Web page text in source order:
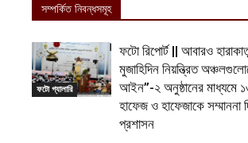
সম্পর্কিত নিবন্ধসমূহ
ফটো গ্যালারি
ফটো রিপোর্ট || আবারও
মুজাহিদিন নিয়ন্ত্রিত
আইন”-২ অনুষ্ঠানের মাধ্যমে
হাফেজ ও হাফেজাকে
প্রশাসন